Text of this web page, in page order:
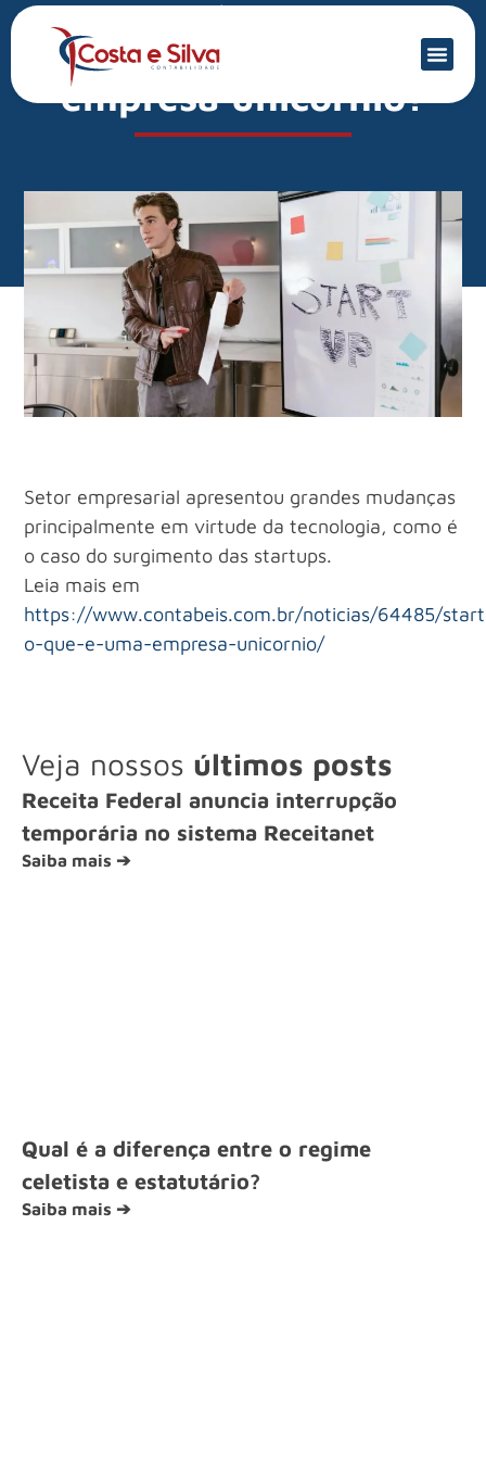
Mercado Financeiro
Startup: o que é uma
empresa unicórnio?
Setor empresarial apresentou grandes mudanças
principalmente em virtude da tecnologia, como é
o caso do surgimento das startups.
Leia mais em
https://www.contabeis.com.br/noticias/64485/
o-que-e-uma-empresa-unicornio/
Veja nossos últimos posts
Receita Federal anuncia interrupção
temporária no sistema Receitanet
Saiba mais ➔
Qual é a diferença entre o regime
celetista e estatutário?
Saiba mais ➔